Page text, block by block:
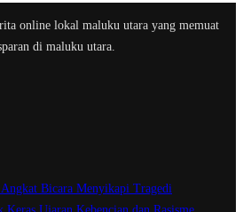
online lokal maluku utara yang memuat
di maluku utara.
Angkat Bicara Menyikapi Tragedi
Keras Ujaran Kebencian dan Rasisme